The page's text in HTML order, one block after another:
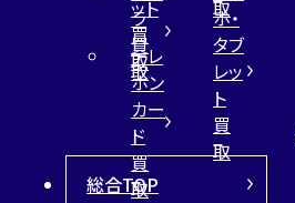
ット
買
取
取
ラ
買
取
ホ・
タブ
レッ
ト
買
取
テレ
ホン
カー
ド
買
取
総合TOP